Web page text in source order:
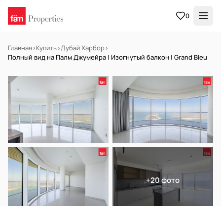
0
Главная›Купить›Дубай Харбор›
Полный вид на Палм Джумейра | Изогнутый балкон | Grand Bleu
Готов к заселению
+20 фото